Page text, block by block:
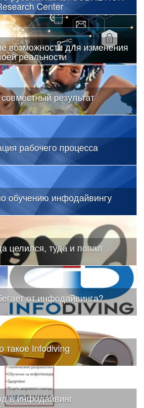
Center
возможности для изменения
реальности
результат
рабочего процесса
обучению инфодайвингу
целился, туда и попал
от инфодайвинга?
такое Infodiving
в инфодайвинг